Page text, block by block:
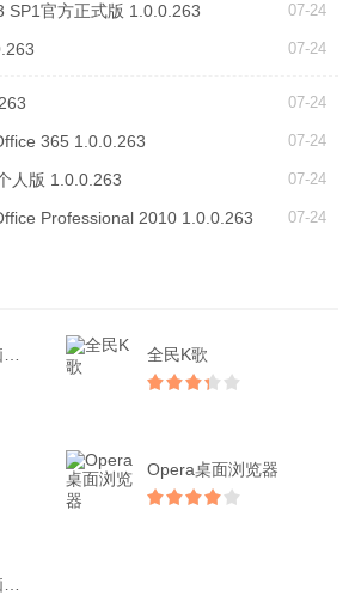
SP1官方正式版 1.0.0.263 07-24
07-24
07-24
365 1.0.0.263 07-24
人版 1.0.0.263 07-24
Professional 2010 1.0.0.263 07-24
全民K歌
Opera桌面浏览器